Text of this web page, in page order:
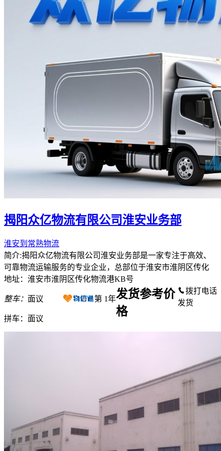
揭阳众亿物流有限公司淮安业务部
淮安到常熟物流
简介:揭阳众亿物流有限公司淮安业务部是一家专注于高效、
可靠物流运输服务的专业企业，总部位于淮安市淮阴区传化
地址：淮安市淮阴区传化物流港KB号
整车： 面议
拼车： 面议
第 1年
拨打电话
发货
发货参考价
格